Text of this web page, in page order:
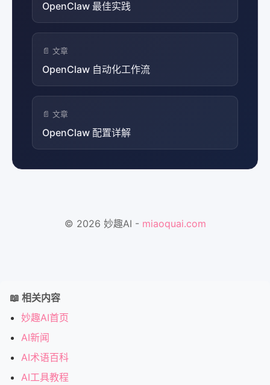
OpenClaw 最佳实践
📄 文章
OpenClaw 自动化工作流
📄 文章
OpenClaw 配置详解
© 2026 妙趣AI - miaoquai.com
📖 相关内容
妙趣AI首页
AI新闻
AI术语百科
AI工具教程